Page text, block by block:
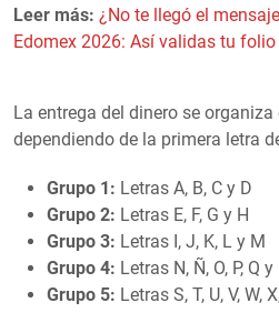
Leer más: ¿No te llegó el
Edomex 2026: Así validas tu
La entrega del dinero se organiza
dependiendo de la primera letra
Grupo 1: Letras A, B, C y D
Grupo 2: Letras E, F, G y H
Grupo 3: Letras I, J, K, L y M
Grupo 4: Letras N, Ñ, O, P, Q y
Grupo 5: Letras S, T, U, V, W,